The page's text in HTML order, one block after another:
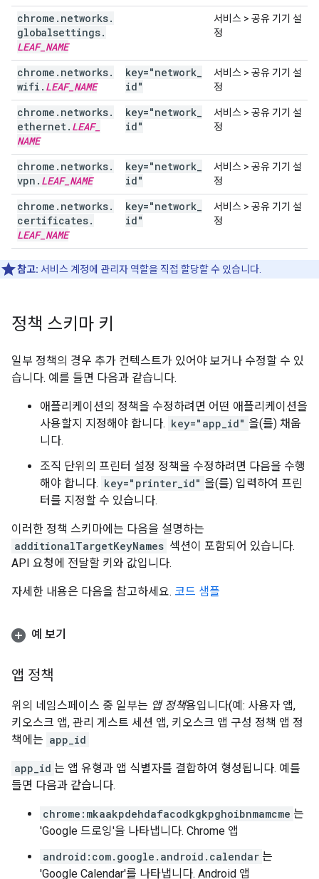
chrome . networks.
globalsettings.
LEAF_ NAME
서비스 > 공유 기기 설
정
chrome . networks.
wifi . LEAF_ NAME
key="network
id"
서비스 > 공유 기기 설
정
chrome . networks.
ethernet. LEAF_
NAME
key="network
id"
서비스 > 공유 기기 설
정
chrome . networks.
vpn . LEAF_ NAME
key="network
id"
서비스 > 공유 기기 설
정
chrome . networks.
certificates.
LEAF_ NAME
key="network
id"
서비스 > 공유 기기 설
정
참고: 서비스 계정에 관리자 역할을 직접 할당할 수 있습니다.
정책 스키마 키
일부 정책의 경우 추가 컨텍스트가 있어야 보거나 수정할 수 있
습니다. 예를 들면 다음과 같습니다.
애플리케이션의 정책을 수정하려면 어떤 애플리케이션을
사용할지 지정해야 합니다. key="app_id" 을(를) 채웁
니다.
조직 단위의 프린터 설정 정책을 수정하려면 다음을 수행
해야 합니다. key="printer_id" 을(를) 입력하여 프린
터를 지정할 수 있습니다.
이러한 정책 스키마에는 다음을 설명하는
additionalTargetKeyNames 섹션이 포함되어 있습니다.
API 요청에 전달할 키와 값입니다.
자세한 내용은 다음을 참고하세요. 코드 샘플
예 보기
앱 정책
위의 네임스페이스 중 일부는 앱 정책용입니다(예: 사용자 앱,
키오스크 앱, 관리 게스트 세션 앱, 키오스크 앱 구성 정책 앱 정
책에는 app_id
app_id 는 앱 유형과 앱 식별자를 결합하여 형성됩니다. 예를
들면 다음과 같습니다.
chrome:mkaakpdehdafacodkgkpghoibnmamcme 는
'Google 드로잉'을 나타냅니다. Chrome 앱
android:com.google.android.calendar 는
'Google Calendar'를 나타냅니다. Android 앱